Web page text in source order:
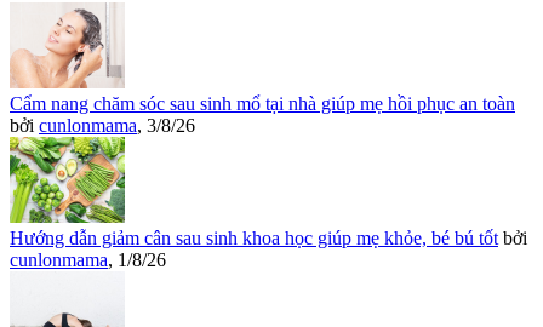
Cẩm nang chăm sóc sau sinh mổ tại nhà giúp mẹ hồi phục an toàn
bởi cunlonmama, 3/8/26
Hướng dẫn giảm cân sau sinh khoa học giúp mẹ khỏe, bé bú tốt bởi
cunlonmama, 1/8/26